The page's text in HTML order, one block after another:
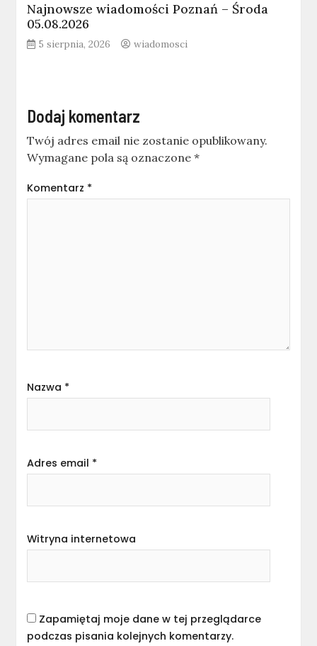
Najnowsze wiadomości Poznań – Środa
05.08.2026
5 sierpnia, 2026 wiadomosci
Dodaj komentarz
Twój adres email nie zostanie opublikowany.
Wymagane pola są oznaczone*
Komentarz *
Nazwa *
Adres email *
Witryna internetowa
Zapamiętaj moje dane w tej przeglądarce
podczas pisania kolejnych komentarzy.